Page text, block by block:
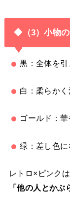
◆（3）小物
黒：全体を引
白：柔らかく
ゴールド：
緑：差し色
レトロ×ピンク
「他の人とかぶ